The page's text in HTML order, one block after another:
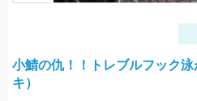
小鯖の仇！！トレブルフック
キ）